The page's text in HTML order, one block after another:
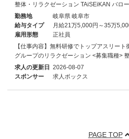
整体・リラクゼーション TAiSEiKAN バロ
勤務地
岐阜県 岐阜市
給与タイプ
月給21万5,000円～35万
雇用形態
正社員
【仕事内容】無料研修でトップアスリー
グループのリラクゼーション <募集職種>
求人の更新日 2026-08-07
スポンサー
求人ボックス
PAGE TOP